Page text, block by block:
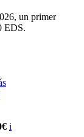
un primer
EDS.
i